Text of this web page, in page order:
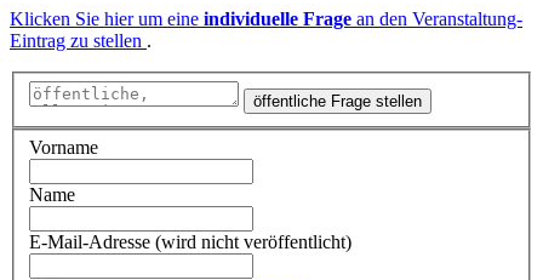
Klicken Sie hier um eine individuelle Frage an den Veranstaltung-
Eintrag zu stellen .
öffentliche Frage stellen
Vorname
Name
E-Mail-Adresse (wird nicht veröffentlicht)